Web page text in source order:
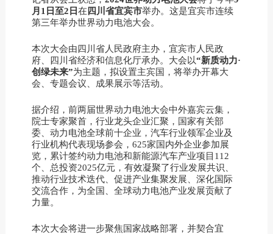
月1日至2日在 四川省宜宾市举办。这是宜宾市连续
第三年举办世界动力电池大会。
本次大会由四川省人民政府主办，宜宾市人民政
府、四川省经济和信息化厅承办。大会以“新质动力·
创绿未来”为主题，拟设置主宾国，将举办开幕大
会、专题会议、成果展示等活动。
据介绍，前两届世界动力电池大会中外嘉宾云集，
院士专家聚首，行业龙头企业汇聚，国家有关部
委、动力电池全球前十企业，汽车行业领军企业及
行业机构代表现场参会，625家国内外企业参加展
览，累计签约动力电池和新能源汽车产业项目112
个、总投资2025亿元，有效凝聚了行业发展共识、
推动行业技术迭代、促进产业集聚发展、深化国际
交流合作，为全国、全球动力电池产业发展贡献了
力量。
本次大会将进一步聚焦国家战略部署，并契合宜